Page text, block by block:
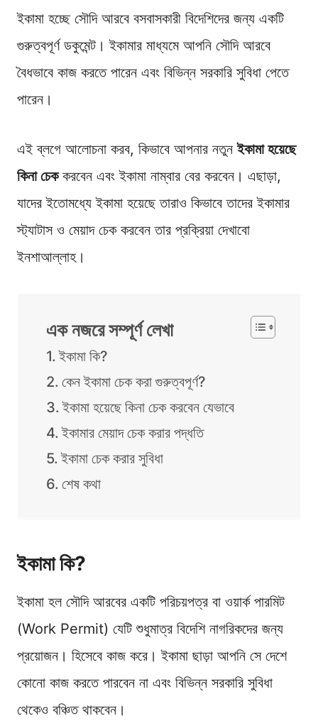
ইকামা হচ্ছে সৌদি আরবে বসবাসকারী বিদেশিদের জন্য একটি
গুরুত্বপূর্ণ ডকুমেন্ট। ইকামার মাধ্যমে আপনি সৌদি আরবে
বৈধভাবে কাজ করতে পারেন এবং বিভিন্ন সরকারি সুবিধা পেতে
পারেন।
এই ব্লগে আলোচনা করব, কিভাবে আপনার নতুনইকামা হয়েছে
কিনা চেককরবেন এবং ইকামা নাম্বার বের করবেন। এছাড়া,
যাদের ইতোমধ্যে ইকামা হয়েছে তারাও কিভাবে তাদের ইকামার
স্ট্যাটাস ও মেয়াদ চেক করবেন তার প্রক্রিয়া দেখাবো
ইনশাআল্লাহ।
এক নজরে সম্পূর্ণ লেখা
ইকামা কি?
কেন ইকামা চেক করা গুরুত্বপূর্ণ?
ইকামা হয়েছে কিনা চেক করবেন যেভাবে
ইকামার মেয়াদ চেক করার পদ্ধতি
ইকামা চেক করার সুবিধা
শেষ কথা
ইকামা কি?
ইকামা হল সৌদি আরবের একটি পরিচয়পত্র বা ওয়ার্ক পারমিট
(Work Permit) যেটি শুধুমাত্র বিদেশি নাগরিকদের জন্য
প্রয়োজন। হিসেবে কাজ করে। ইকামা ছাড়া আপনি সে দেশে
কোনো কাজ করতে পারবেন না এবং বিভিন্ন সরকারি সুবিধা
থেকেও বঞ্চিত থাকবেন।